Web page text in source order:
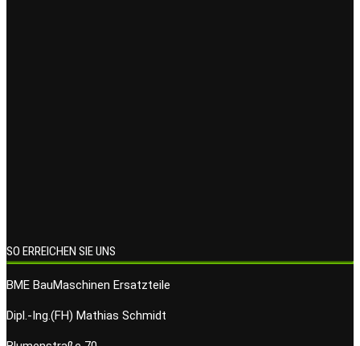
SO ERREICHEN SIE UNS
BME BauMaschinen Ersatzteile
Dipl.-Ing.(FH) Mathias Schmidt